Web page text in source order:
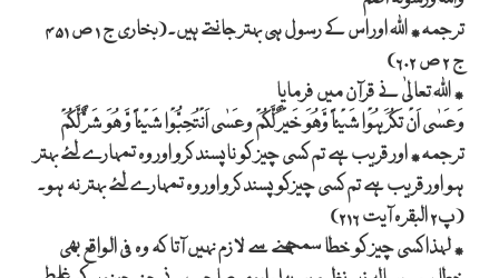
ترجمہ٭ اللہ اور اس کے رسول ہی بہتر جانتے ہیں۔(بخاری ج ۱ ص ۴۵۱
ج ۲ ص ۶۰۲)
٭ اللہ تعالیٰ نے قرآن میں فرمایا
وَعَسٰی اَنْ تَکُرَہُوْا شَیْئاً وَّھُوَ خَیْرٌ لَّکُمْ وعَسٰی اَنْتُحِبُّوْا شَیْئاً وَّ ھُوَ شَرٌّ لَّکُمْ
ترجمہ٭ اور قریب ہے تم کسی چیز کو ناپسند کرو اور وہ تمہارے لئے بہتر
ہو اور قریب ہے تم کسی چیزکو پسند کرو اور وہ تمہارے لئے بہتر نہ ہو۔
(پ۲ البقرہ آیت ۲۱۶)
٭ لہذا کسی چیز کو خطا سمجھنے سے لازم نہیں آتا کہ وہ فی الواقع بھی